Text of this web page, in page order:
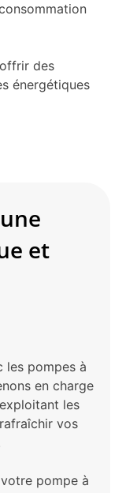
des
énergétiques
et
les pompes à
en charge
les
vos
pompe à